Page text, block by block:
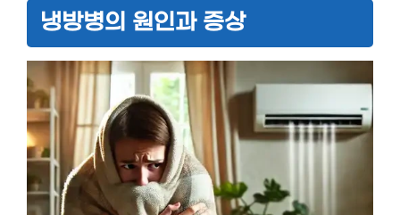
냉방병의 원인과 증상